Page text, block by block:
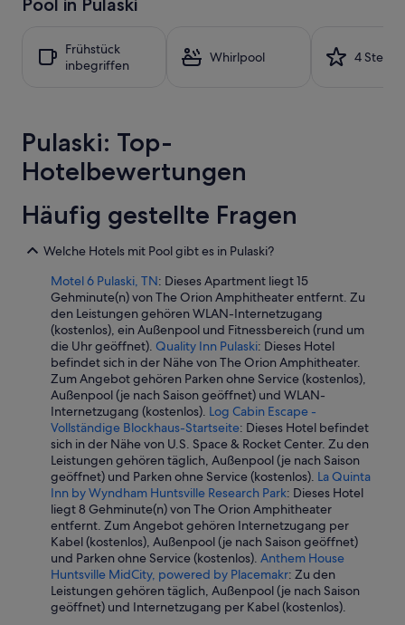
n
a
r
a
e
letzten
Aufenthalt
2 Erwachsenen
gefunden
wurde.
und
Verfügbarkeiten
sich
können
zusätzliche
Bedingungen
gelten.
Pool in Pulaski
Frühstück
inbegriffen
Whirlpool 4 Sterne
Pulaski: Top-
Hotelbewertungen
Häufig gestellte Fragen
Welche Hotels mit Pool gibt es in Pulaski?
Motel 6 Pulaski, TN: Dieses Apartment liegt 15
Gehminute(n) von The Orion Amphitheater entfernt. Zu
den Leistungen gehören WLAN-Internetzugang
(kostenlos), ein Außenpool und Fitnessbereich (rund um
die Uhr geöffnet). Quality Inn Pulaski: Dieses Hotel
befindet sich in der Nähe von The Orion Amphitheater.
Zum Angebot gehören Parken ohne Service (kostenlos),
Außenpool (je nach Saison geöffnet) und WLAN-
Internetzugang (kostenlos). Log Cabin Escape -
Vollständige Blockhaus-Startseite: Dieses Hotel befindet
sich in der Nähe von U.S. Space & Rocket Center. Zu den
Leistungen gehören täglich, Außenpool (je nach Saison
geöffnet) und Parken ohne Service (kostenlos). La Quinta
Inn by Wyndham Huntsville Research Park: Dieses Hotel
liegt 8 Gehminute(n) von The Orion Amphitheater
entfernt. Zum Angebot gehören Internetzugang per
Kabel (kostenlos), Außenpool (je nach Saison geöffnet)
und Parken ohne Service (kostenlos). Anthem House
Huntsville MidCity, powered by Placemakr: Zu den
Leistungen gehören täglich, Außenpool (je nach Saison
geöffnet) und Internetzugang per Kabel (kostenlos).